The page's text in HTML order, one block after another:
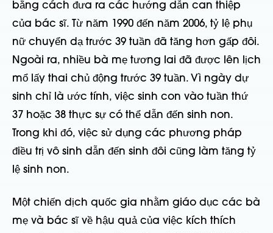
bằng cách đưa ra các hướng dẫn can thiệp
của bác sĩ. Từ năm 1990 đến năm 2006, tỷ lệ phụ
nữ chuyển dạ trước 39 tuần đã tăng hơn gấp đôi.
Ngoài ra, nhiều bà mẹ tương lai đã được lên lịch
mổ lấy thai chủ động trước 39 tuần. Vì ngày dự
sinh chỉ là ước tính, việc sinh con vào tuần thứ
37 hoặc 38 thực sự có thể dẫn đến sinh non.
Trong khi đó, việc sử dụng các phương pháp
điều trị vô sinh dẫn đến sinh đôi cũng làm tăng tỷ
lệ sinh non.
Một chiến dịch quốc gia nhằm giáo dục các bà
mẹ và bác sĩ về hậu quả của việc kích thích